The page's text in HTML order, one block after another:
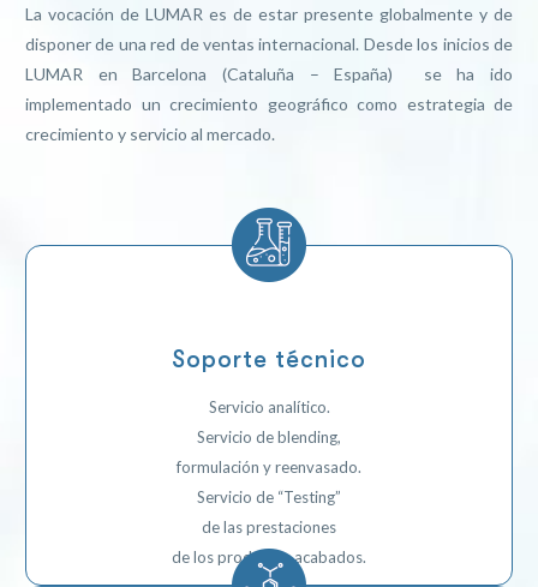
La vocación de LUMAR es de estar presente globalmente y de
disponer de una red de ventas internacional. Desde los inicios de
LUMAR en Barcelona (Cataluña – España) se ha ido
implementado un crecimiento geográfico como estrategia de
crecimiento y servicio al mercado.
Soporte técnico
Servicio analítico.
Servicio de blending,
formulación y reenvasado.
Servicio de “Testing”
de las prestaciones
de los productos acabados.